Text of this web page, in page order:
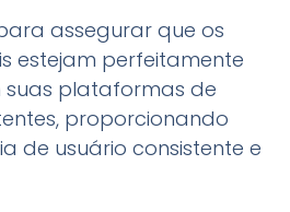
assegurar que os
estejam perfeitamente
plataformas de
proporcionando
de usuário consistente e